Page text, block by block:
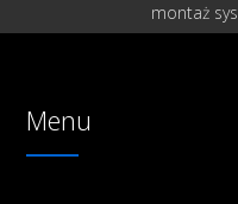
montaż
Menu